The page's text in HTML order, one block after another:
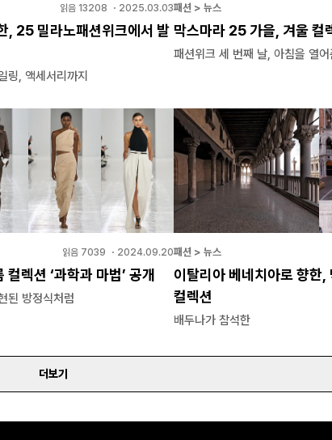
읽음 13208 ・ 2025.03.03
, 25 밀라노패션위크에서 발
링, 액세서리까지
패션 > 뉴스
막스마라 25 가을, 겨울 컬
패션위크 세 번째 날, 아침을 열
읽음 7039 ・ 2024.09.20
렉션 ‘과학과 마법’ 공개
된 방정식처럼
패션 > 뉴스
이탈리아 베네치아로 향
컬렉션
배두나가 참석한
더보기